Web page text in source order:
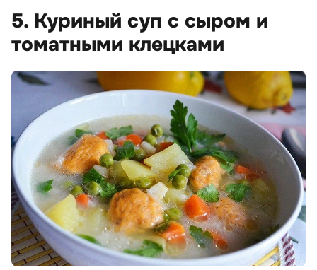
5. Куриный суп с сыром и
томатными клецками